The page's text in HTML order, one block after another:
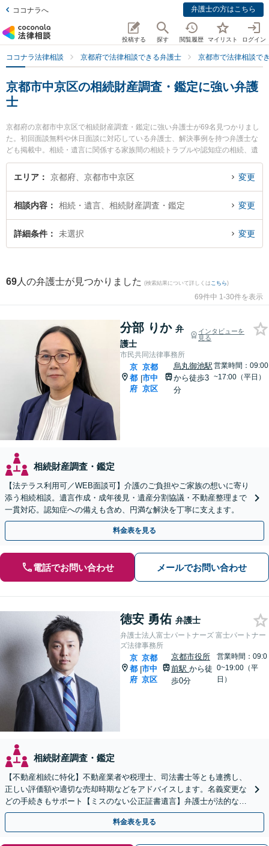
ココナラへ 弁護士の方はこちら
投稿する 探す 閲覧履歴 マイリスト ログイン
ココナラ法律相談 京都府で法律相談できる弁護士 京都市で法律相談で
京都市中京区の相続財産調査・鑑定に強い弁護
士
京都府の京都市中京区で相続財産調査・鑑定に強い弁護士が69名見つかりまし
た。初回面談無料や休日面談に対応している弁護士、解決事例を持つ弁護士な
ども掲載中。相続・遺言に関係する家族間の相続トラブルや認知症の相続、遺
産分割等の細かな分野での絞り込み検索もでき便利です。特に市民共同法律事
務所の分部 りか弁護士や弁護士法人富士パートナーズ 富士パートナーズ法律事
市中京区で土日や夜間に発生した相続財産調査・鑑定のトラブルを今すぐに弁
護士に相談したい』『相続財産調査・鑑定のトラブル解決の実績豊富な近くの
弁護士を検索したい』『初回相談無料で相続財産調査・鑑定を法律相談できる
エリア 京都府、京都市中京区 変更
相談内容 相続・遺言、相続財産調査・鑑定 変更
詳細条件 未選択 変更
69 人の弁護士が見つかりました (検索結果について詳しくは こちら)
69件中 1-30件を表示
分部 りか 弁
護士
インタビューを
見る
市民共同法律事務所
京
都
府
|
京都
市中
京区
烏丸御池駅
から徒歩3
分
営業時間：09:00
~17:00（平日）
相続財産調査・鑑定
【法テラス利用可／WEB面談可】介護のご負担やご家族の想いに寄り
添う相続相談。遺言作成・成年後見・遺産分割協議・不動産整理まで
一貫対応。認知症への備えも含め、円満な解決を丁寧に支えます。
料金表を見る
電話でお問い合わせ メールでお問い合わせ
徳安 勇佑 弁護士
弁護士法人富士パートナーズ 富士パートナー
ズ法律事務所
京
都
府
|
京都
市中
京区
京都市役所
前駅 から徒
歩0分
営業時間：09:0
0~19:00（平
日）
相続財産調査・鑑定
【不動産相続に特化】不動産業者や税理士、司法書士等とも連携し、
正しい評価額や適切な売却時期などをアドバイスします。名義変更な
どの手続きもサポート【ミスのない公正証書遺言】弁護士が法的な観
点から遺言書を作成します。
料金表を見る